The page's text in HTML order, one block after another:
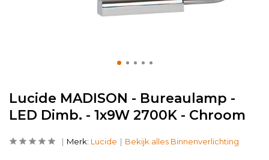
Lucide MADISON - Bureaulamp -
LED Dimb. - 1x9W 2700K - Chroom
Merk: Lucide Bekijk alles Binnenverlichting